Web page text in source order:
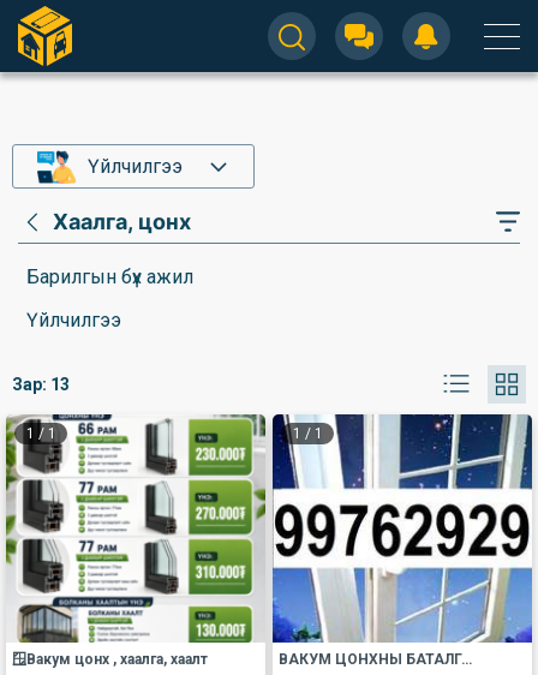
Үйлчилгээ
Хаалга, цонх
Барилгын бүх ажил
Үйлчилгээ
Зар: 13
1 / 1
🪟Вакум цонх , хаалга, хаалт
1 / 1
ВАКУМ ЦОНХНЫ БАТАЛГААТ ЗАСВАР ҮЙЛЧИЛГЭЭ